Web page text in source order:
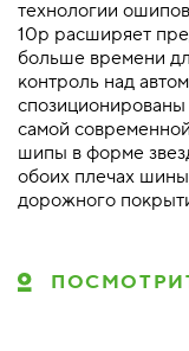
технологии
10p расширяет
больше времени
контроль над
самой
шипы в форме
обоих плечах
дорожного